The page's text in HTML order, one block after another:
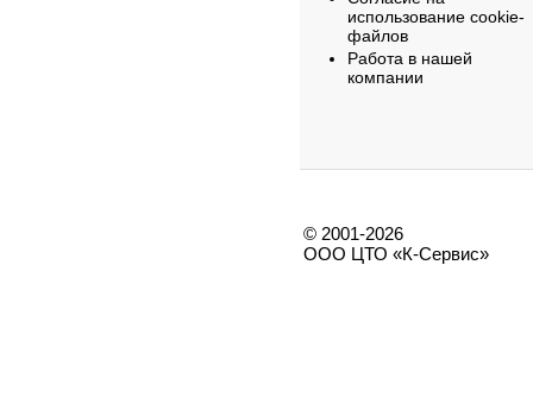
использование cookie-
файлов
Работа в нашей
компании
© 2001-2026
ООО ЦТО «К-Сервис»